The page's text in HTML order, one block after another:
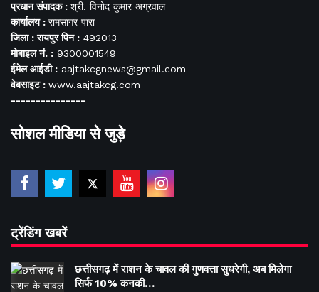
प्रधान संपादक : श्री. विनोद कुमार अग्रवाल
कार्यालय : रामसागर पारा
जिला : रायपुर पिन : 492013
मोबाइल नं. : 9300001549
ईमेल आईडी : aajtakcgnews@gmail.com
वेबसाइट : www.aajtakcg.com
---------------
सोशल मीडिया से जुड़े
ट्रेंडिंग खबरें
छत्तीसगढ़ में राशन के चावल की गुणवत्ता सुधरेगी, अब मिलेगा
सिर्फ 10% कनकी…